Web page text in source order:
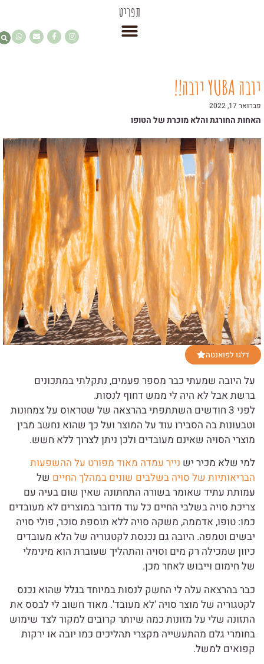
תפריט
יובה YUBA יובה!!
פברואר 17, 2022
האחות החורגת והלא מוכרת של הטופו
דלגו לפואנטה
על היובה שמעתי כבר מספר פעמים, נתקלתי במתכונים
ברשת אבל לא היה לי ממש דחוף לנסות.
לפני 3 חודשים השתתפתי בהרצאה של שטראוס על צמחונות
וטבעונות בה הסבירו עוד על המוצר ועל כך שהוא נחשב מבין
מוצרי הסויה שאינם מעובדים ולכן ניתן לצרוך ללא חשש.
למי שלא מכיר יש נייר עמדה מאוד מפורט על ההשפעות
הבריאותיות של סויה בשלבים שונים במהלך החייםשל
עמותת עתיד שאומר בשורה התחתונה שאין שום בעיה עם
צריכת סויה בשלבי החיים כל עוד מדובר במוצרים לא מעובדים
כמו: טופו, אדממה, משקה סויה ללא תוספת סוכר, פולי סויה
יבשים וטמפה. היובה גם נכנסת לקטגוריה של הלא מעובדים
כיוון שמכילה רק מים וסויה והתהליך שעוברת הוא מינימלי
של חימום וייבוש לאחר מכן.
כבר בהרצאה עלה לי החשק לנסות במיוחד בגלל שהוא נכנס
לקטגוריה של מוצר סויה 'לא מעובד'. מאוד חשוב לי לבסס את
התזונה שלי על מזונות כמה שיותר קרובים למקור לצד שימוש
בחומרי גלם מהתעשייה מקצרי תהליכים כמו יובה או ירקות
קפואים למשל.